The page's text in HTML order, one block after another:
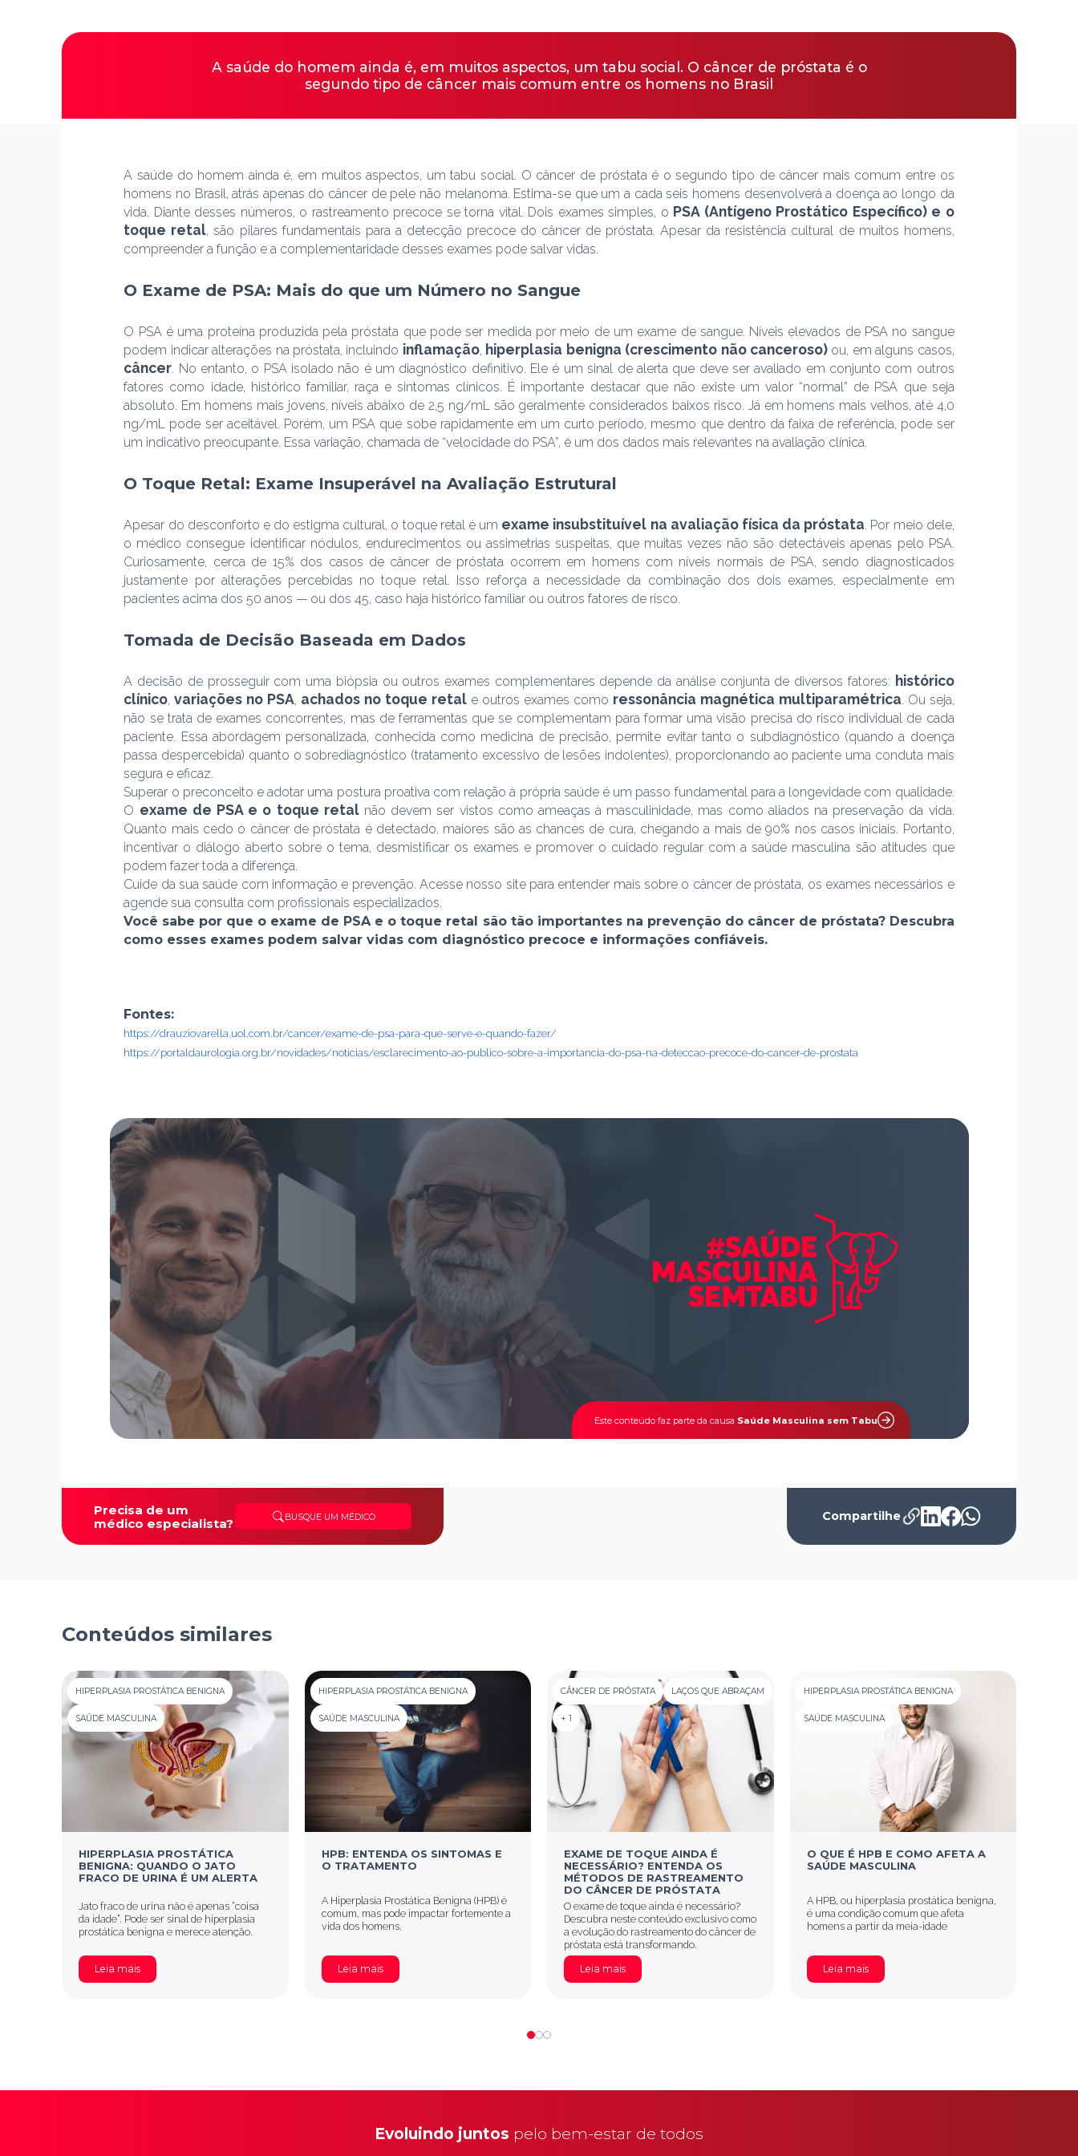
A saúde do homem ainda é, em muitos aspectos, um tabu social. O câncer de próstata é o
segundo tipo de câncer mais comum entre os homens no Brasil
A saúde do homem ainda é, em muitos aspectos, um tabu social. O câncer de próstata é o segundo tipo de câncer mais comum entre os
homens no Brasil, atrás apenas do câncer de pele não melanoma. Estima-se que um a cada seis homens desenvolverá a doença ao longo da
vida. Diante desses números, o rastreamento precoce se torna vital. Dois exames simples, o PSA (Antígeno Prostático Específico) e o
toque retal, são pilares fundamentais para a detecção precoce do câncer de próstata. Apesar da resistência cultural de muitos homens,
compreender a função e a complementaridade desses exames pode salvar vidas.
O Exame de PSA: Mais do que um Número no Sangue
O PSA é uma proteína produzida pela próstata que pode ser medida por meio de um exame de sangue. Níveis elevados de PSA no sangue
podem indicar alterações na próstata, incluindo inflamação, hiperplasia benigna (crescimento não canceroso)ou, em alguns casos,
câncer. No entanto, o PSA isolado não é um diagnóstico definitivo. Ele é um sinal de alerta que deve ser avaliado em conjunto com outros
fatores como idade, histórico familiar, raça e sintomas clínicos. É importante destacar que não existe um valor “normal” de PSA que seja
absoluto. Em homens mais jovens, níveis abaixo de 2,5 ng/mL são geralmente considerados baixos risco. Já em homens mais velhos, até 4,0
ng/mL pode ser aceitável. Porém, um PSA que sobe rapidamente em um curto período, mesmo que dentro da faixa de referência, pode ser
um indicativo preocupante. Essa variação, chamada de “velocidade do PSA”, é um dos dados mais relevantes na avaliação clínica.
O Toque Retal: Exame Insuperável na Avaliação Estrutural
Apesar do desconforto e do estigma cultural, o toque retal é um exame insubstituível na avaliação física da próstata. Por meio dele,
o médico consegue identificar nódulos, endurecimentos ou assimetrias suspeitas, que muitas vezes não são detectáveis apenas pelo PSA.
Curiosamente, cerca de 15% dos casos de câncer de próstata ocorrem em homens com níveis normais de PSA, sendo diagnosticados
justamente por alterações percebidas no toque retal. Isso reforça a necessidade da combinação dos dois exames, especialmente em
pacientes acima dos 50 anos — ou dos 45, caso haja histórico familiar ou outros fatores de risco.
Tomada de Decisão Baseada em Dados
A decisão de prosseguir com uma biópsia ou outros exames complementares depende da análise conjunta de diversos fatores: histórico
clínico,variações no PSA, achados no toque retal e outros exames como ressonância magnética multiparamétrica. Ou seja,
não se trata de exames concorrentes, mas de ferramentas que se complementam para formar uma visão precisa do risco individual de cada
paciente. Essa abordagem personalizada, conhecida como medicina de precisão, permite evitar tanto o subdiagnóstico (quando a doença
passa despercebida) quanto o sobrediagnóstico (tratamento excessivo de lesões indolentes), proporcionando ao paciente uma conduta mais
segura e eficaz.
Superar o preconceito e adotar uma postura proativa com relação à própria saúde é um passo fundamental para a longevidade com qualidade.
O exame de PSA e o toque retalnão devem ser vistos como ameaças à masculinidade, mas como aliados na preservação da vida.
Quanto mais cedo o câncer de próstata é detectado, maiores são as chances de cura, chegando a mais de 90% nos casos iniciais. Portanto,
incentivar o diálogo aberto sobre o tema, desmistificar os exames e promover o cuidado regular com a saúde masculina são atitudes que
podem fazer toda a diferença.
Cuide da sua saúde com informação e prevenção. Acesse nosso site para entender mais sobre o câncer de próstata, os exames necessários e
agende sua consulta com profissionais especializados.
Você sabe por que o exame de PSA e o toque retal são tão importantes na prevenção do câncer de próstata? Descubra
como esses exames podem salvar vidas com diagnóstico precoce e informações confiáveis.
Fontes:
https://drauziovarella.uol.com.br/cancer/exame-de-psa-para-que-serve-e-quando-fazer/
https://portaldaurologia.org.br/novidades/noticias/esclarecimento-ao-publico-sobre-a-importancia-do-psa-na-deteccao-precoce-do-cancer-de-prostata
Este conteúdo faz parte da causa Saúde Masculina sem Tabu
Precisa de um
médico especialista?
BUSQUE UM MÉDICO Compartilhe
Conteúdos similares
HIPERPLASIA PROSTÁTICA BENIGNA
SAÚDE MASCULINA
HIPERPLASIA PROSTÁTICA
BENIGNA: QUANDO O JATO
FRACO DE URINA É UM ALERTA
Jato fraco de urina não é apenas “coisa
da idade”. Pode ser sinal de hiperplasia
prostática benigna e merece atenção.
Leia mais
HIPERPLASIA PROSTÁTICA BENIGNA
SAÚDE MASCULINA
HPB: ENTENDA OS SINTOMAS E
O TRATAMENTO
A Hiperplasia Prostática Benigna (HPB) é
comum, mas pode impactar fortemente a
vida dos homens.
Leia mais
CÂNCER DE PRÓSTATA LAÇOS QUE ABRAÇAM
+ 1
EXAME DE TOQUE AINDA É
NECESSÁRIO? ENTENDA OS
MÉTODOS DE RASTREAMENTO
DO CÂNCER DE PRÓSTATA
O exame de toque ainda é necessário?
Descubra neste conteúdo exclusivo como
a evolução do rastreamento do câncer de
próstata está transformando.
Leia mais
HIPERPLASIA PROSTÁTICA BENIGNA
SAÚDE MASCULINA
O QUE É HPB E COMO AFETA A
SAÚDE MASCULINA
A HPB, ou hiperplasia prostática benigna,
é uma condição comum que afeta
homens a partir da meia-idade
Leia mais
Evoluindo juntos pelo bem-estar de todos